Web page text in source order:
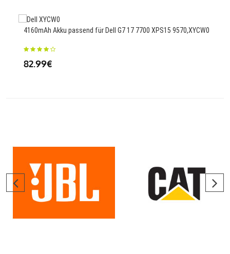
4160mAh Akku passend für Dell G7 17 7700 XPS15 9570,XYCW0
82.99€